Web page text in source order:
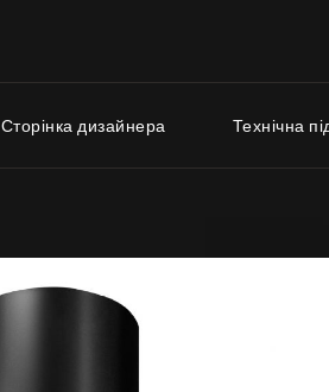
Витяжки з турбіною на
Сторінка дизайнера Технічна